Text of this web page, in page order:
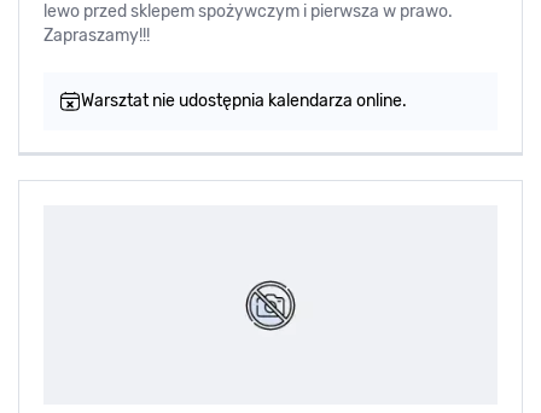
lewo przed sklepem spożywczym i pierwsza w prawo.
Zapraszamy!!!
Warsztat nie udostępnia kalendarza online.